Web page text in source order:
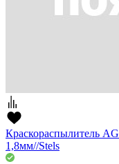
Краскораспылитель
1,8мм//Stels